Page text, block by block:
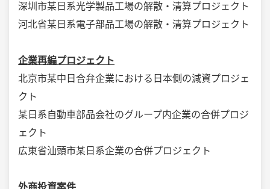
深圳市某日系光学製品工場の解散・清算プロジェクト
河北省某日系電子部品工場の解散・清算プロジェクト
企業再編プロジェクト
北京市某中日合弁企業における日本側の減資プロジェ
クト
某日系自動車部品会社のグループ内企業の合併プロジ
ェクト
広東省汕頭市某日系企業の合併プロジェクト
外商投資案件